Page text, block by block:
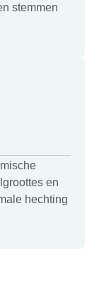
stemmen
en
hechting